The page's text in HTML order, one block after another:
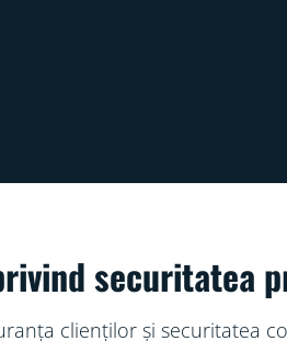
securitatea
clienților și securitatea